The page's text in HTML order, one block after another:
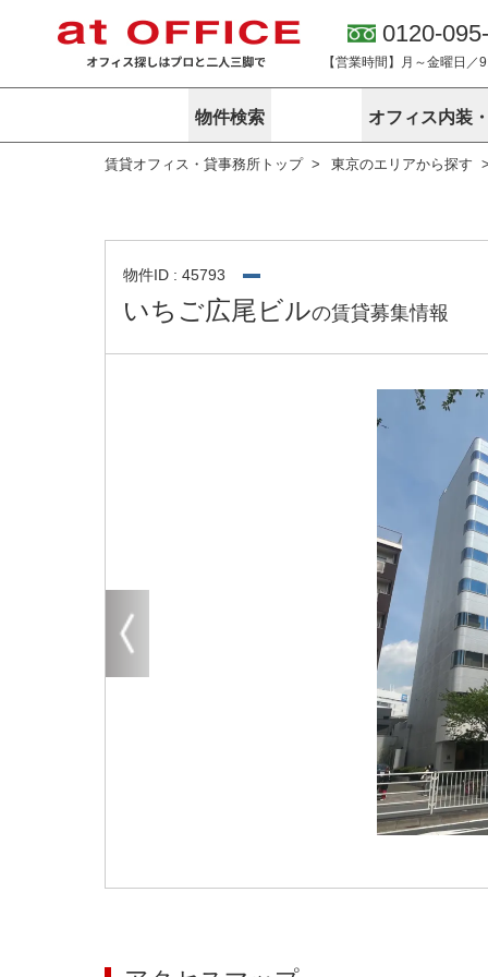
0120-
【営業時間】月～金曜日／
物件検索
東京
路線から探す
こだわりから探す
賃料相場を参考に探す
地図から探す
居抜き物件特集
神奈川
路線から探す
地図から探す
神奈川のク
路線から探す
その他
地図から探す
オフィス内装
サービス内容
オフィス探しノウハウ
アットオフ
無料ダウン
企業情報
オフィス紹介
アットレジデンス
賃貸オフィス・貸事務所トップ 東京のエリアから探す
物件ID : 45793
いちご広尾ビルの賃貸募集情報